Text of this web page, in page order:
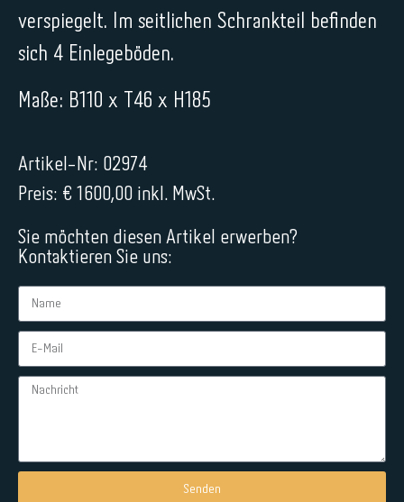
verspiegelt. Im seitlichen Schrankteil befinden
sich 4 Einlegeböden.
Maße: B110 x T46 x H185
Artikel-Nr: 02974
Preis: € 1600,00 inkl. MwSt.
Sie möchten diesen Artikel erwerben?
Kontaktieren Sie uns:
Senden